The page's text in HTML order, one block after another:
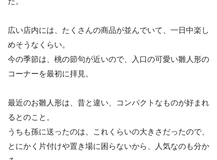
広い店内には、たくさんの商品が並んでいて、一日中楽し
めそうなくらい。
今の季節は、桃の節句が近いので、入口の可愛い雛人形の
コーナーを最初に拝見。
最近のお雛人形は、昔と違い、コンパクトなものが好まれ
るとのこと。
うちも孫に送ったのは、これくらいの大きさだったので、
とにかく片付けや置き場に困らないから、人気なのも分か